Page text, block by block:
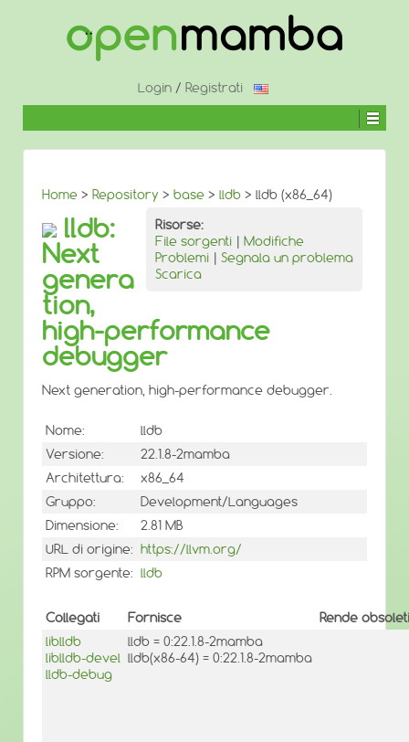
CONTENUTO
Login / Registrati
Home > Repository > base > lldb > lldb (x86_64)
Risorse:
File sorgenti | Modifiche
Problemi | Segnala un problema
Scarica
lldb:
Next
genera
tion,
high-performance
debugger
Next generation, high-performance debugger.
Nome:
lldb
Versione:
22.1.8-2mamba
Architettura:
x86_64
Gruppo:
Development/Languages
Dimensione:
2.81 MB
URL di origine: https://llvm.org/
RPM sorgente: lldb
Collegati Fornisce
Rende obsoleti
liblldb
liblldb-devel
lldb-debug
lldb = 0:22.1.8-2mamba
lldb(x86-64) = 0:22.1.8-2mamba